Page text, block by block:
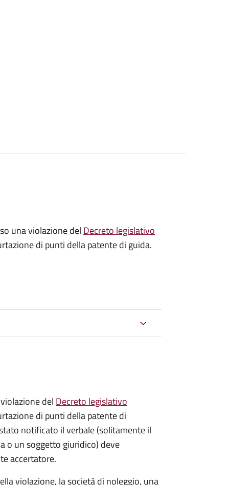
una violazione del Decreto legislativo
di punti della patente di guida.
del Decreto legislativo
di punti della patente di
notificato il verbale (solitamente il
o un soggetto giuridico) deve
accertatore.
violazione, la società di noleggio, una